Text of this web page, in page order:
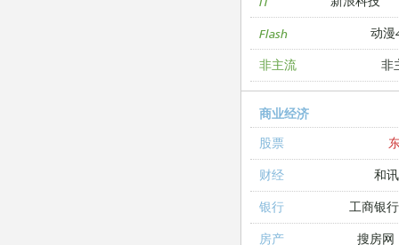
Flash 动漫
非主流 非
商业经济
股票
财经 和
银行 工商银行
房产 搜房网